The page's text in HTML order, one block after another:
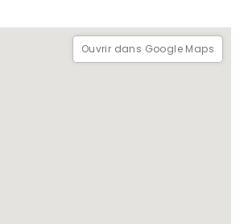
découvrir comment Mdina a été
fictive de King's Landing, en une ville
pendant la guerre péninsulaire, et
portuaire jamaïcaine du XVIIe siècle.
Ouvrir dans Google Maps